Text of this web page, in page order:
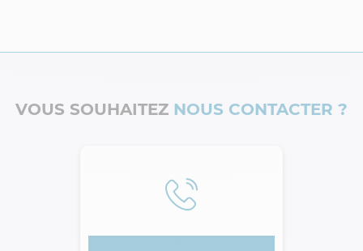
VOUS SOUHAITEZ NOUS CONTACTER ?